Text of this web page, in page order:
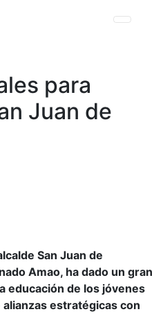
para
Juan de
San Juan de
Amao, ha dado un gran
educación de los jóvenes
estratégicas con